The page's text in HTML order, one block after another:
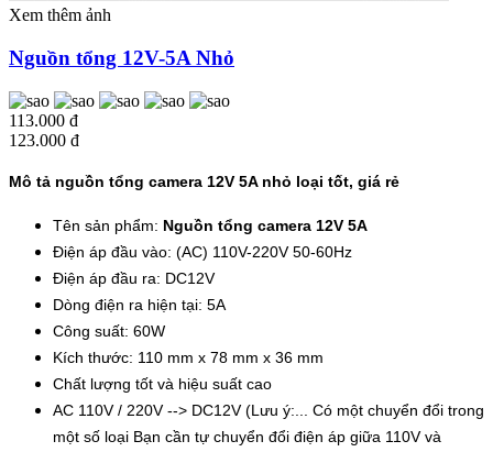
Xem thêm ảnh
Nguồn tổng 12V-5A Nhỏ
113.000 đ
123.000 đ
Mô tả nguồn tổng camera 12V 5A nhỏ loại tốt, giá rẻ
Tên sản phẩm: Nguồn tổng camera 12V 5A
Điện áp đầu vào: (AC) 110V-220V 50-60Hz
Điện áp đầu ra: DC12V
Dòng điện ra hiện tại: 5A
Công suất: 60W
Kích thước: 110 mm x 78 mm x 36 mm
Chất lượng tốt và hiệu suất cao
AC 110V / 220V --> DC12V (Lưu ý:... Có một chuyển đổi trong
một số loại Bạn cần tự chuyển đổi điện áp giữa 110V và